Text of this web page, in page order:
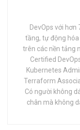
DevOps với
tầng, tự động hóa
trên các nền tảng
Certified
Kubernetes
Terraform
Có người không
chân mà không